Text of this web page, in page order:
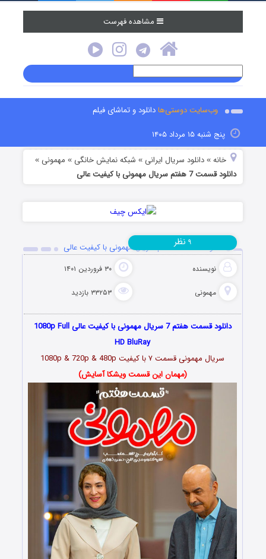
مشاهده فهرست
وب‌سایت دوستی‌هادانلود و تماشای فیلم
پنج شنبه ۱۵ مرداد ۱۴۰۵
خانه »دانلود سریال ایرانی » شبکه نمایش خانگی » مهمونی »
دانلود قسمت 7 هفتم سریال مهمونی با کیفیت عالی
دانلود قسمت 7 هفتم سریال مهمونی با کیفیت عالی
نویسنده ۳۰ فروردین ۱۴۰۱
مهمونی ۳۳۲۵۳ بازدید
۹ نظر
دانلود قسمت هفتم 7 سریال مهمونی با کیفیت عالی 1080p Full
HD BluRay
سریال مهمونی قسمت۷با کیفیت 1080p & 720p & 480p
(مهمان این قسمت ویشکا آسایش)